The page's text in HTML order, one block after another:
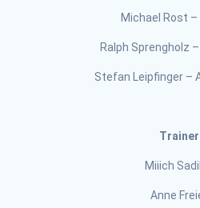
Michael Rost –
Ralph Sprengholz
Stefan Leipfinger –
Trainer
Miiich
Anne